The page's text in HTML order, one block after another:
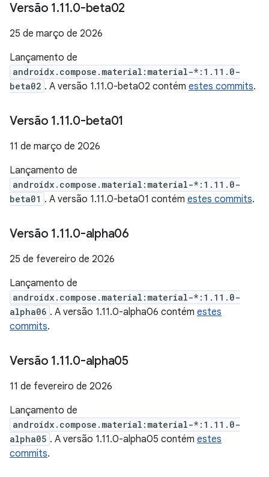
Versão 1.11.0-beta02
25 de março de 2026
Lançamento de
androidx.compose.material:material-*:1.11.0-
beta02 . A versão 1.11.0-beta02 contém estes commits.
Versão 1.11.0-beta01
11 de março de 2026
Lançamento de
androidx.compose.material:material-*:1.11.0-
beta01 . A versão 1.11.0-beta01 contém estes commits.
Versão 1.11.0-alpha06
25 de fevereiro de 2026
Lançamento de
androidx.compose.material:material-*:1.11.0-
alpha06 . A versão 1.11.0-alpha06 contém estes
commits.
Versão 1.11.0-alpha05
11 de fevereiro de 2026
Lançamento de
androidx.compose.material:material-*:1.11.0-
alpha05 . A versão 1.11.0-alpha05 contém estes
commits.